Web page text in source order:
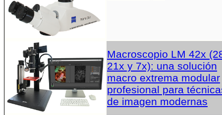
Macroscopio LM 42x
21x y 7x): una solución
macro extrema modular
profesional para
de imagen modernas